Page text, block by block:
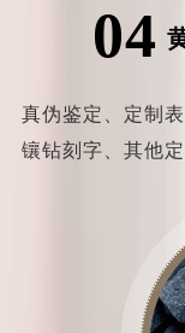
04
真伪鉴定、 定制表
镶钻刻字、 其他定